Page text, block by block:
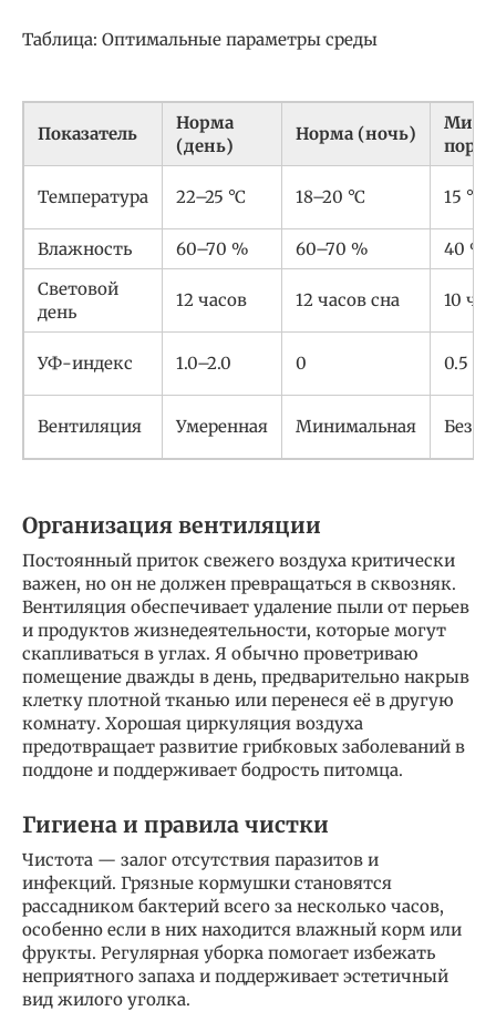
Таблица: Оптимальные параметры среды
Показатель
Норма
(день)
Норма (ночь)
порог
Температура 22–25 °C 18–20 °C 15 °C
Влажность 60–70 % 60–70 %
40 %
Световой
день
12 часов 12 часов сна 10
УФ-индекс 1.0–2.0 0 0.5
Вентиляция Умеренная Минимальная Без
Организация вентиляции
Постоянный приток свежего воздуха критически
важен, но он не должен превращаться в сквозняк.
Вентиляция обеспечивает удаление пыли от перьев
и продуктов жизнедеятельности, которые могут
скапливаться в углах. Я обычно проветриваю
помещение дважды в день, предварительно накрыв
клетку плотной тканью или перенеся её в другую
комнату. Хорошая циркуляция воздуха
предотвращает развитие грибковых заболеваний в
поддоне и поддерживает бодрость питомца.
Гигиена и правила чистки
Чистота — залог отсутствия паразитов и
инфекций. Грязные кормушки становятся
рассадником бактерий всего за несколько часов,
особенно если в них находится влажный корм или
фрукты. Регулярная уборка помогает избежать
неприятного запаха и поддерживает эстетичный
вид жилого уголка.